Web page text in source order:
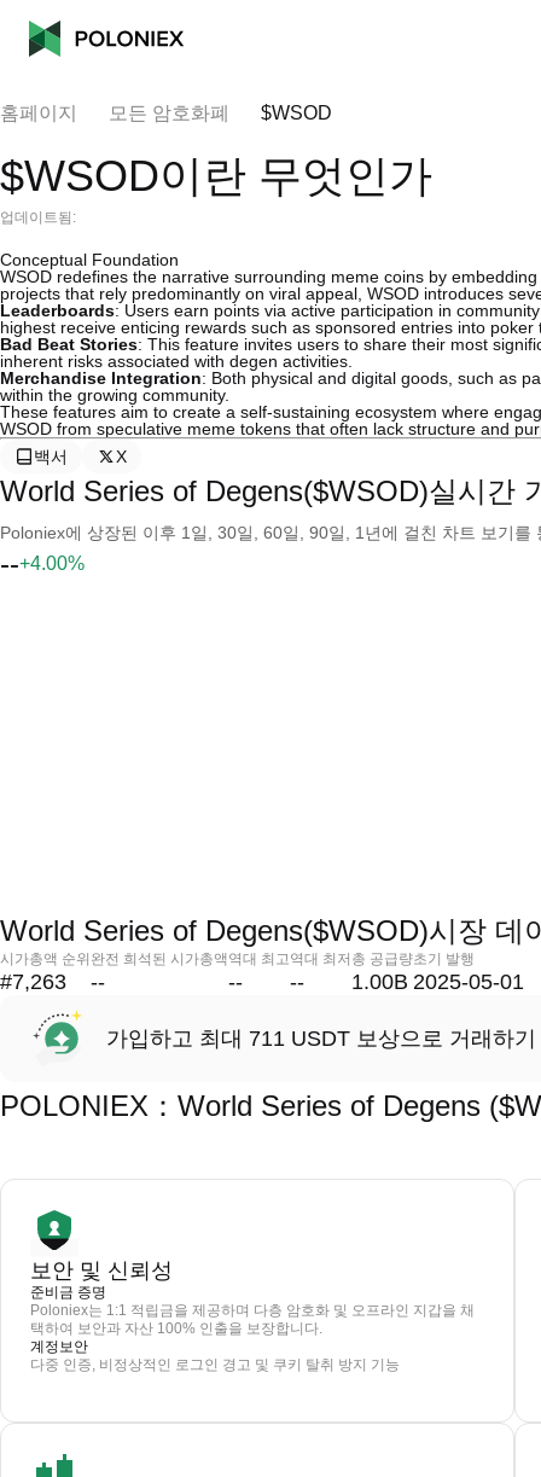
홈페이지 모든 암호화폐 $WSOD
$WSOD이란 무엇인가
업데이트됨:
Conceptual Foundation
WSOD redefines the narrative surrounding meme coins by
projects that rely predominantly on viral appeal, WSOD introduces
Leaderboards: Users earn points via active participation in
highest receive enticing rewards such as sponsored entries into
Bad Beat Stories: This feature invites users to share their most
inherent risks associated with degen activities.
Merchandise Integration: Both physical and digital goods, such as
within the growing community.
These features aim to create a self-sustaining ecosystem where
WSOD from speculative meme tokens that often lack structure and
백서
X
World Series of Degens($WSOD)실시간
Poloniex에 상장된 이후 1일, 30일, 60일, 90일, 1년에 걸친 차트 보기
--+4.00%
World Series of Degens($WSOD)시장 데
시가총액 순위
#7,263
완전 희석된 시가총액
--
역대 최고
--
역대 최저
--
총 공급량
1.00B
초기 발행
2025-05-01
가입하고 최대 711 USDT 보상으로 거래하기
POLONIEX：World Series of Degens
보안 및 신뢰성
준비금 증명
Poloniex는 1:1 적립금을 제공하며 다층 암호화 및 오프라인 지갑을 채
택하여 보안과 자산 100% 인출을 보장합니다.
계정보안
다중 인증, 비정상적인 로그인 경고 및 쿠키 탈취 방지 기능